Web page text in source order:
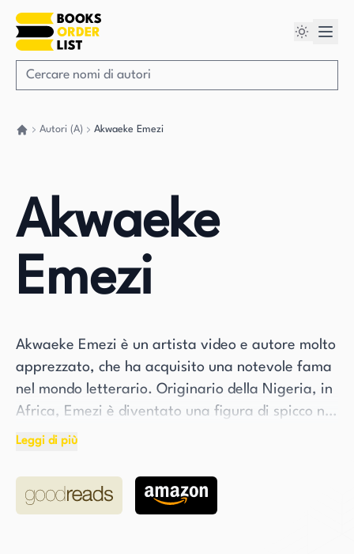
Autori (A) Akwaeke Emezi
Akwaeke
Emezi
Akwaeke Emezi è un artista video e autore molto
apprezzato, che ha acquisito una notevole fama
nel mondo letterario. Originario della Nigeria, in
Africa, Emezi è diventato una figura di spicco nel
settore con il loro romanzo d'esordio
innovativo ha guadagnato numerosi
riconoscimenti, tra cui essere stato selezionato
Leggi di più